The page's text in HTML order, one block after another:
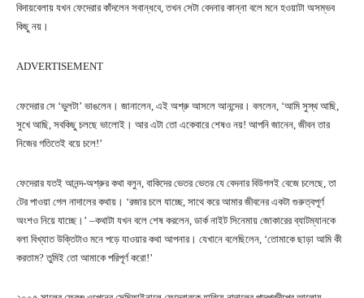
বিদায়বেলায় যখন ফেদেরার কাঁদলেন সবান্ধবে, তখন সেটা বেদনার কান্না বলে মনে হওয়াটা অসম্ভব
কিছু নয়।
ADVERTISEMENT
ফেদেরার সে ‘ভুলটা’ ভাঙলেন। জানালেন, এই অশ্রু আসলে আনন্দের। বললেন, ‘আমি সুস্থ আছি,
সুখে আছি, সবকিছু চলছে ভালোই। আর এটা তো একেবারে শেষও নয়! আপনি জানেন, জীবন তার
নিজের গতিতেই বয়ে চলে!’
ফেদেরার যতই আনন্দ-অশ্রুর কথা বলুন, বাকিদের ভেতর ভেতর যে বেদনার বিউগলই বেজে চলেছে, তা
টের পাওয়া গেল নাদালের কথায়। ‘রজার চলে যাচ্ছে, সাথে করে আমার জীবনের একটা গুরুত্বপূর্ণ
অংশও নিয়ে যাচ্ছে।’ –কথাটা যখন বলে শেষ করলেন, ডার্ক নাইট সিনেমায় জোকারের ব্যাটম্যানকে
বলা বিখ্যাত উক্তিটাও মনে পড়ে যাওয়ার কথা আপনার। যেখানে বলেছিলেন, ‘তোমাকে ছাড়া আমি কী
করতাম? তুমিই তো আমাকে পরিপূর্ণ করো!’